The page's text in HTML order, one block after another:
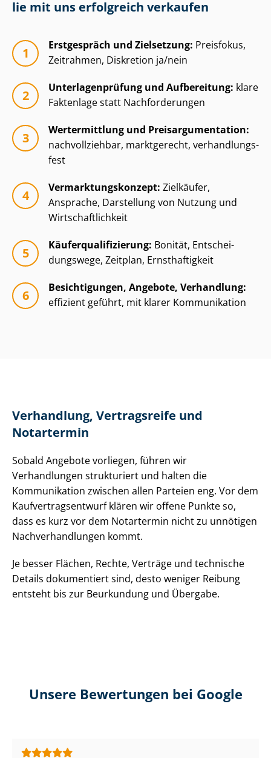
lie mit uns erfolgreich verkaufen
Erstgespräch und Zielsetzung: Preisfokus,
Zeitrahmen, Diskretion ja/nein
Un­ter­la­gen­prü­fung und Aufbereitung: klare
Faktenlage statt Nachforderungen
Wertermittlung und Preisar­gu­men­ta­ti­on:
nachvollziehbar, marktgerecht, ver­hand­lungs­
fest
Ver­mark­tungs­kon­zept: Zielkäufer,
Ansprache, Darstellung von Nutzung und
Wirt­schaft­lich­keit
Käu­fer­qua­li­fi­zie­rung: Bonität, Ent­schei­
dungs­we­ge, Zeitplan, Ernsthaftigkeit
Besichtigungen, Angebote, Verhandlung:
effizient geführt, mit klarer Kommunikation
Verhandlung, Vertragsreife und
Notartermin
Sobald Angebote vorliegen, führen wir
Verhandlungen strukturiert und halten die
Kommunikation zwischen allen Parteien eng. Vor dem
Kauf­ver­trags­ent­wurf klären wir offene Punkte so,
dass es kurz vor dem Notartermin nicht zu unnötigen
Nach­ver­hand­lun­gen kommt.
Je besser Flächen, Rechte, Verträge und technische
Details dokumentiert sind, desto weniger Reibung
entsteht bis zur Beurkundung und Übergabe.
Unsere Bewertungen bei Google